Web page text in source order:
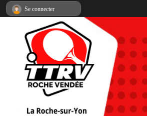
Se connecter
Panneau de gestion des cookies